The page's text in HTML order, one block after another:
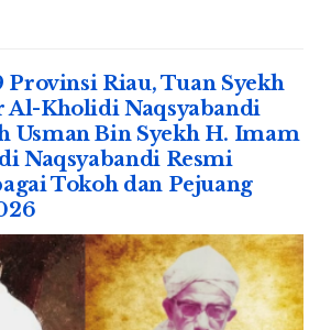
Provinsi Riau, Tuan Syekh
Al-Kholidi Naqsyabandi
Usman Bin Syekh H. Imam
Naqsyabandi Resmi
Tokoh dan Pejuang